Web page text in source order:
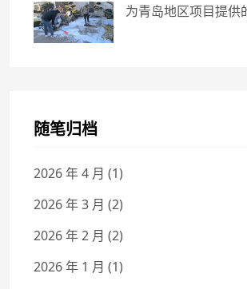
为青岛地区项目提供
随笔归档
2026 年 4 月 (1)
2026 年 3 月 (2)
2026 年 2 月 (2)
2026 年 1 月 (1)